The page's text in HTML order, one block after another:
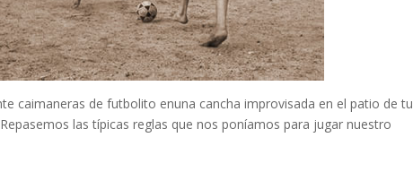
caimaneras de futbolito enuna cancha improvisada en el patio de tu
las típicas reglas que nos poníamos para jugar nuestro